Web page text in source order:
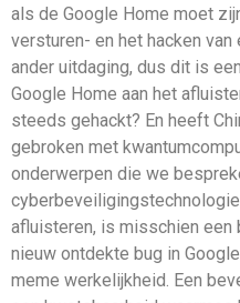
als de Google Home moet
versturen- en het hacken van
ander uitdaging, dus dit is
Google Home aan het
steeds gehackt? En heeft
gebroken met
onderwerpen die we
afluisteren, is misschien een
nieuw ontdekte bug in
meme werkelijkheid. Een